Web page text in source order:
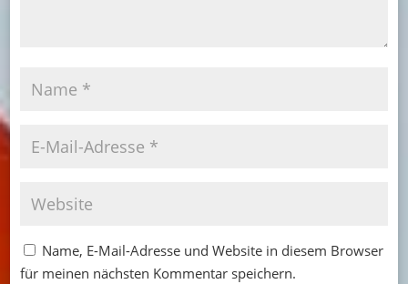
Name, E-Mail-Adresse und Website in diesem Browser
für meinen nächsten Kommentar speichern.